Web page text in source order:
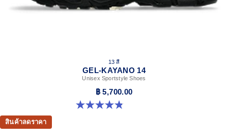
13 สี
GEL-KAYANO 14
Unisex Sportstyle Shoes
฿ 5,700.00
4.8 จาก 5 ดาว 1722 รีวิว
สินค้าลดราคา